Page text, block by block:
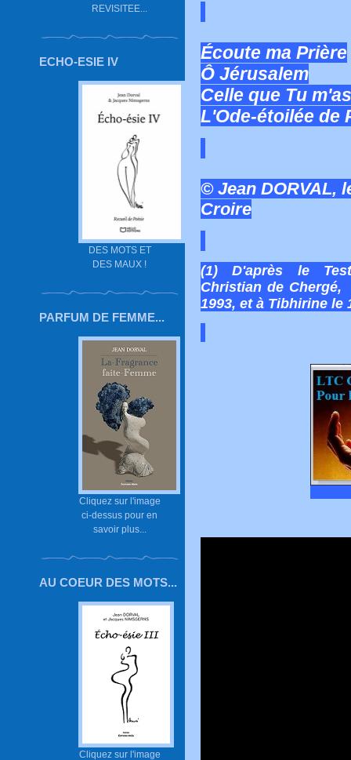
REVISITEE...
ECHO-ESIE IV
DES MOTS ET
DES MAUX !
PARFUM DE FEMME...
Cliquez sur l'image
ci-dessus pour en
savoir plus...
AU COEUR DES MOTS...
Cliquez sur l'image
Écoute ma Prière
Ô Jérusalem
Celle que Tu
L'Ode-étoilée de
© Jean DORVAL,
Croire
(1) D'après le
Christian de
1993, et à Tibhirine le